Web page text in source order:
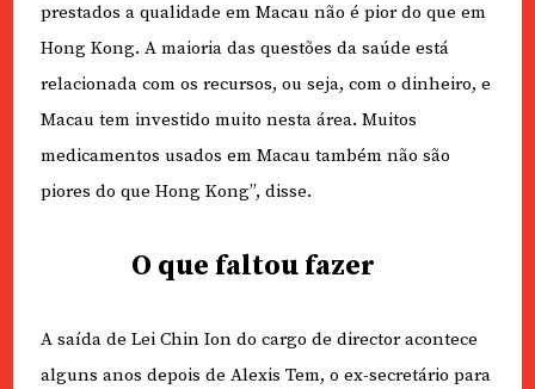
prestados a qualidade em Macau não é pior do que em
Hong Kong. A maioria das questões da saúde está
relacionada com os recursos, ou seja, com o dinheiro, e
Macau tem investido muito nesta área. Muitos
medicamentos usados em Macau também não são
piores do que Hong Kong”, disse.
O que faltou fazer
A saída de Lei Chin Ion do cargo de director acontece
alguns anos depois de Alexis Tem, o ex-secretário para